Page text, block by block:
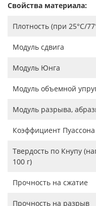
Свойства материала:
Плотность (при 25°C/
Модуль сдвига
Модуль Юнга
Модуль объемной
Модуль разрыва,
Коэффициент Пуассона
Твердость по Кнупу
100 г)
Прочность на сжатие
Прочность на разрыв